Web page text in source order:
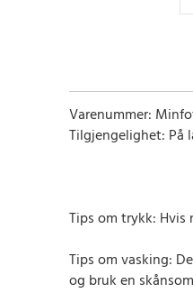
Varenummer:
Tilgjengelighet: På
Tips om trykk:
Tips om vasking:
og bruk en